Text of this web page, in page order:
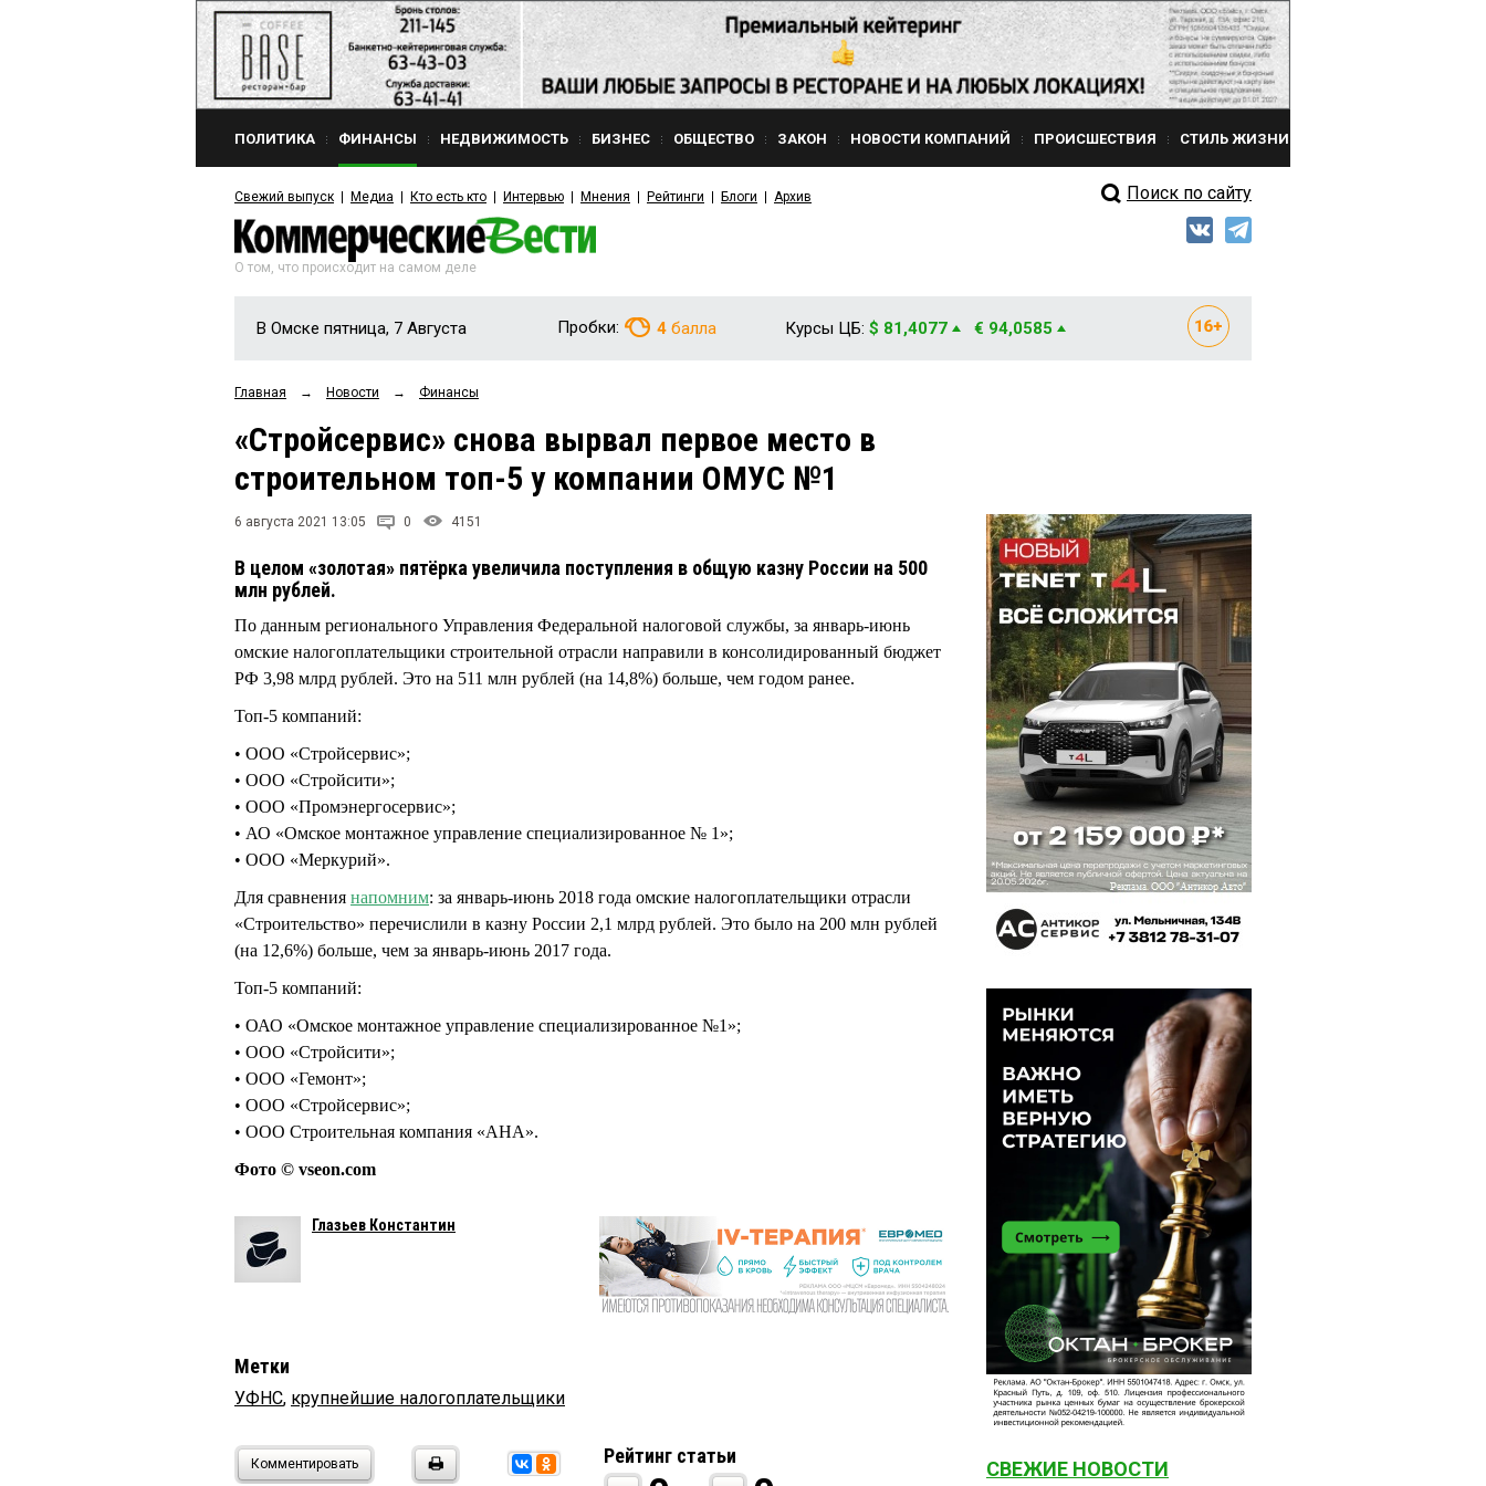
ПОЛИТИКА ФИНАНСЫ НЕДВИЖИМОСТЬ БИЗНЕС ОБЩЕСТВО ЗАКОН НОВОСТИ КОМПАНИЙ ПРОИСШЕСТВИЯ СТИЛЬ ЖИЗНИ
Свежий выпуск Медиа Кто есть кто Интервью Мнения Рейтинги Блоги Архив Поиск по сайту
О том, что происходит на самом деле
В Омске пятница, 7 Августа Пробки: 4 балла Курсы ЦБ: $ 81,4077 € 94,0585
Главная → Новости → Финансы
«Стройсервис» снова вырвал первое место в
строительном топ-5 у компании ОМУС №1
6 августа 2021 13:05 0 4151
В целом «золотая» пятёрка увеличила поступления в общую казну России на 500
млн рублей.
По данным регионального Управления Федеральной налоговой службы, за январь-июнь
омские налогоплательщики строительной отрасли направили в консолидированный бюджет
РФ 3,98 млрд рублей. Это на 511 млн рублей (на 14,8%) больше, чем годом ранее.
Топ-5 компаний:
• ООО «Стройсервис»;
• ООО «Стройсити»;
• ООО «Промэнергосервис»;
• АО «Омское монтажное управление специализированное № 1»;
• ООО «Меркурий».
Для сравнения напомним: за январь-июнь 2018 года омские налогоплательщики отрасли
«Строительство» перечислили в казну России 2,1 млрд рублей. Это было на 200 млн рублей
(на 12,6%) больше, чем за январь-июнь 2017 года.
Топ-5 компаний:
• ОАО «Омское монтажное управление специализированное №1»;
• ООО «Стройсити»;
• ООО «Гемонт»;
• ООО «Стройсервис»;
• ООО Строительная компания «АНА».
Фото © vseon.com
Глазьев Константин
Метки
УФНС, крупнейшие налогоплательщики
Комментировать Рейтинг статьи
СВЕЖИЕ НОВОСТИ